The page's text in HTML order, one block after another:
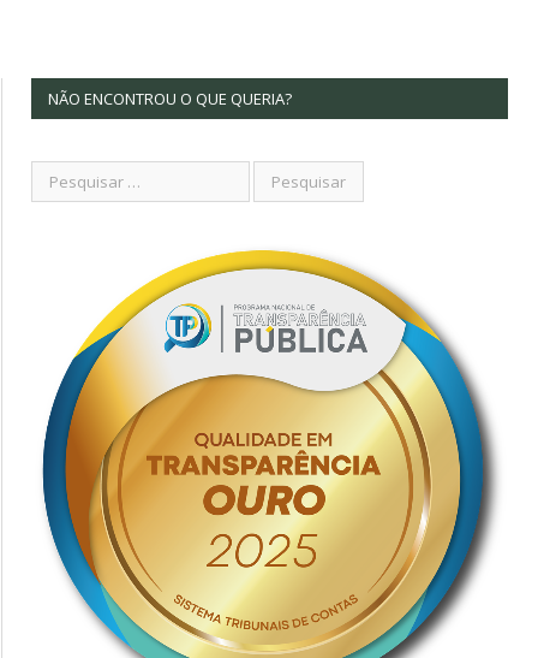
NÃO ENCONTROU O QUE QUERIA?